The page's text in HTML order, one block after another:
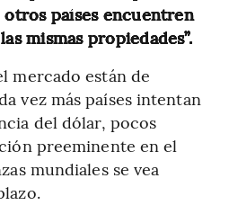
otros países encuentren
mismas propiedades”.
mercado están de
vez más países intentan
del dólar, pocos
preeminente en el
mundiales se vea